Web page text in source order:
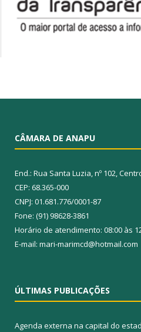
CÂMARA DE ANAPU
End.: Rua Santa Luzia, nº 102,
CEP: 68.365-000
CNPJ: 01.681.776/0001-87
Fone: (91) 98628-3861
Horário de atendimento: 08:00 às
E-mail: mari-marimcd@hotmail.com
ÚLTIMAS PUBLICAÇÕES
Agenda externa na capital do